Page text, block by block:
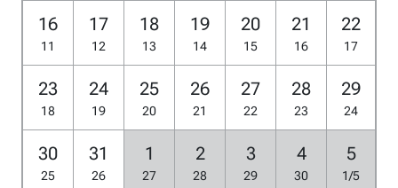
16
11
17
12
18
13
19
14
20
15
21
16
22
17
23
18
24
19
25
20
26
21
27
22
28
23
29
24
30
25
31
26
1
27
2
28
3
29
4
30
5
1/5